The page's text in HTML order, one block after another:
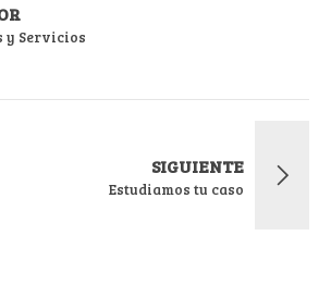
y Servicios
SIGUIENTE
Estudiamos tu caso